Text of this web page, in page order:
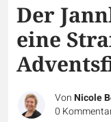
Der
eine
VonNicole
0